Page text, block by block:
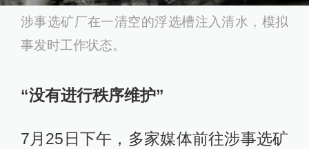
涉事选矿厂在一清空的浮选槽注入清水，模拟
事发时工作状态。
“没有进行秩序维护”
7月25日下午，多家媒体前往涉事选矿